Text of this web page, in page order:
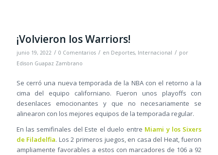
¡Volvieron los Warriors!
junio 19, 2022 / 0 Comentarios / en Deportes, Internacional / por
Edison Guapaz Zambrano
Se cerró una nueva temporada de la NBA con el retorno a la
cima del equipo californiano. Fueron unos playoffs con
desenlaces emocionantes y que no necesariamente se
alinearon con los mejores equipos de la temporada regular.
En las semifinales del Este el duelo entre Miami y los Sixers
de Filadelfia. Los 2 primeros juegos, en casa del Heat, fueron
ampliamente favorables a estos con marcadores de 106 a 92